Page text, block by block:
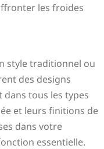
les froides
style traditionnel ou
des designs
tous les types
et leurs finitions de
dans votre
essentielle.